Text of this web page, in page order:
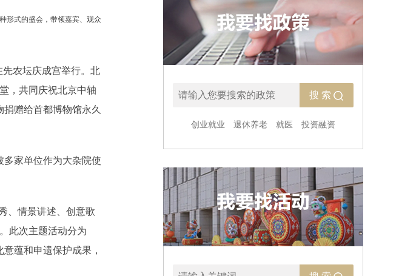
形式的盛会，带领嘉宾、观众
农坛庆成宫举行。北
，共同庆祝北京中轴
赠给首都博物馆永久
家单位作为大杂院使
、情景讲述、创意歌
此次主题活动分为
蕴和申遗保护成果，